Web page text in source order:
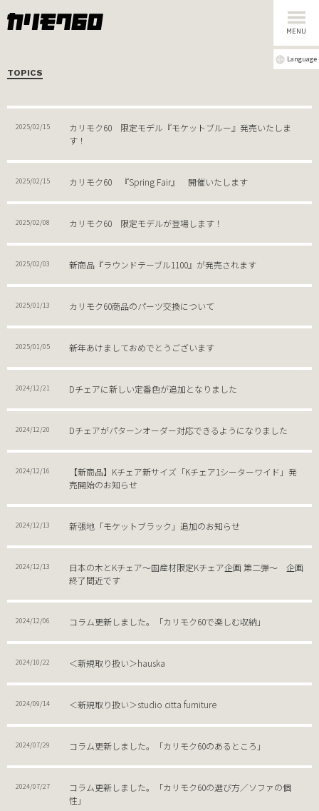
MENU
Language
TOPICS
〜2017年
2025/02/15
カリモク60 限定モデル『モケットブルー』発売いたしま
す！
2025/02/15 カリモク60 『Spring Fair』 開催いたします
2025/02/08 カリモク60 限定モデルが登場します！
2025/02/03 新商品『ラウンドテーブル1100』が発売されます
2025/01/13 カリモク60商品のパーツ交換について
2025/01/05 新年あけましておめでとうございます
2024/12/21 Dチェアに新しい定番色が追加となりました
2024/12/20 Dチェアがパターンオーダー対応できるようになりました
2024/12/16
【新商品】Kチェア新サイズ「Kチェア1シーターワイド」発
売開始のお知らせ
2024/12/13 新張地「モケットブラック」追加のお知らせ
2024/12/13
日本の木とKチェア～国産材限定Kチェア企画 第二弾～ 企画
終了間近です
2024/12/06 コラム更新しました。「カリモク60で楽しむ収納」
2024/10/22 ＜新規取り扱い＞hauska
2024/09/14 ＜新規取り扱い＞studio citta furniture
2024/07/29 コラム更新しました。「カリモク60のあるところ」
2024/07/27
コラム更新しました。「カリモク60の選び方／ソファの個
性」